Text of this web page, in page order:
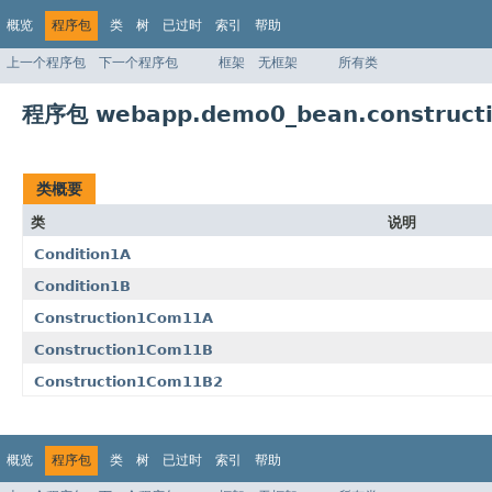
概览 程序包 类 树 已过时 索引 帮助
上一个程序包 下一个程序包 框架 无框架 所有类
程序包
类概要
类
说明
Condition1A
Condition1B
Construction1Com11A
Construction1Com11B
Construction1Com11B2
概览 程序包 类 树 已过时 索引 帮助